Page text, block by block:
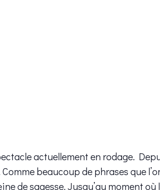
actuellement en rodage.
beaucoup de phrases que
de sagesse. Jusqu’au moment où